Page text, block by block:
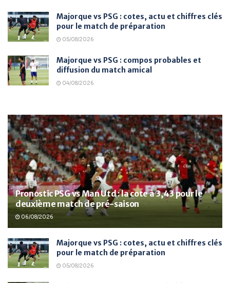
Majorque vs PSG : cotes, actu et chiffres clés
pour le match de préparation
05/08/2026
Majorque vs PSG : compos probables et
diffusion du match amical
04/08/2026
Pronostic PSG vs Man Utd : la cote à 3,43 pour le
deuxième match de pré-saison
06/08/2026
Majorque vs PSG : cotes, actu et chiffres clés
pour le match de préparation
05/08/2026